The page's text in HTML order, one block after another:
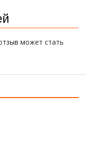
может стать